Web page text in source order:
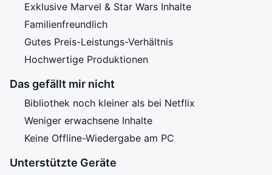
Exklusive Marvel & Star Wars Inhalte
Familienfreundlich
Gutes Preis-Leistungs-Verhältnis
Hochwertige Produktionen
Das gefällt mir nicht
Bibliothek noch kleiner als bei Netflix
Weniger erwachsene Inhalte
Keine Offline-Wiedergabe am PC
Unterstützte Geräte